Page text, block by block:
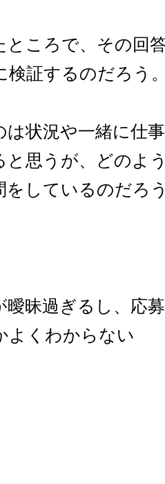
ところで、その回
検証するのだろう
は状況や一緒に仕
と思うが、どのよ
をしているのだろ
曖昧過ぎるし、応
よくわからない